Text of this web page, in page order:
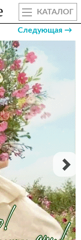
КАТАЛОГ
Следующая →